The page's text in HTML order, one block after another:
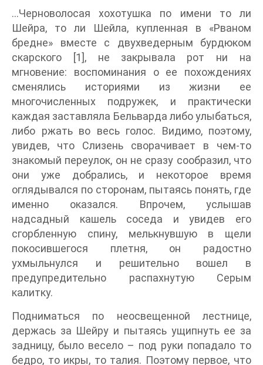
…Черноволосая хохотушка по имени то ли
Шейра, то ли Шейла, купленная в «Рваном
бредне» вместе с двухведерным бурдюком
скарского [1], не закрывала рот ни на
мгновение: воспоминания о ее похождениях
сменялись историями из жизни ее
многочисленных подружек, и практически
каждая заставляла Бельварда либо улыбаться,
либо ржать во весь голос. Видимо, поэтому,
увидев, что Слизень сворачивает в чем-то
знакомый переулок, он не сразу сообразил, что
они уже добрались, и некоторое время
оглядывался по сторонам, пытаясь понять, где
именно оказался. Впрочем, услышав
надсадный кашель соседа и увидев его
сгорбленную спину, мелькнувшую в щели
покосившегося плетня, он радостно
ухмыльнулся и решительно вошел в
предупредительно распахнутую Серым
калитку.
Подниматься по неосвещенной лестнице,
держась за Шейру и пытаясь ущипнуть ее за
задницу, было весело – под руки попадало то
бедро, то икры, то талия. Поэтому первое, что